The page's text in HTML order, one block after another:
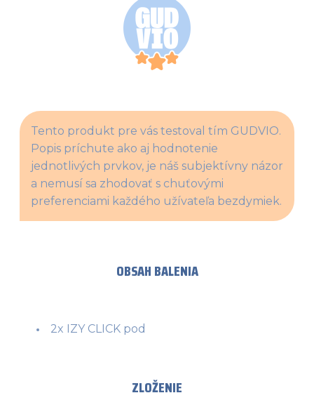
Tento produkt pre vás testoval tím GUDVIO.
Popis príchute ako aj hodnotenie
jednotlivých prvkov, je náš subjektívny názor
a nemusí sa zhodovať s chuťovými
preferenciami každého užívateľa bezdymiek.
OBSAH BALENIA
2x IZY CLICK pod
ZLOŽENIE